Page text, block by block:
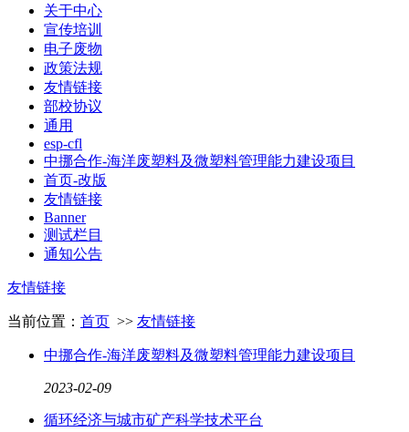
关于中心
宣传培训
电子废物
政策法规
友情链接
部校协议
通用
esp-cfl
中挪合作-海洋废塑料及微塑料管理能力建设项目
首页-改版
友情链接
Banner
测试栏目
通知公告
友情链接
当前位置： 首页 >> 友情链接
中挪合作-海洋废塑料及微塑料管理能力建设项目
2023-02-09
循环经济与城市矿产科学技术平台